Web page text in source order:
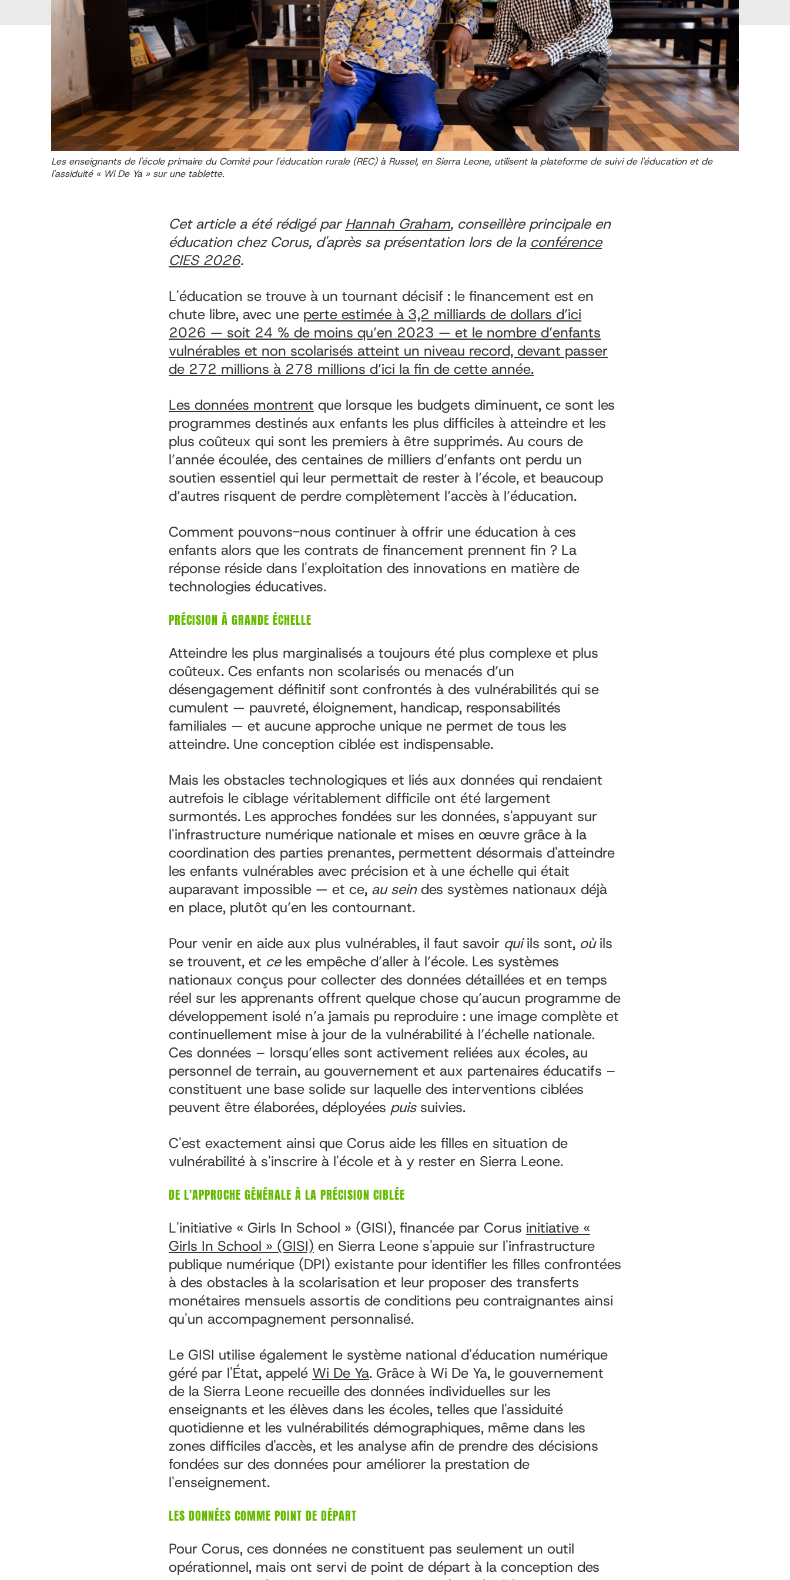
Les enseignants de l'école primaire du Comité pour l'éducation rurale (REC) à Russel, en Sierra Leone, utilisent la plateforme de suivi de l'éducation et de
l'assiduité « Wi De Ya » sur une tablette.
Cet article a été rédigé parHannah Graham, conseillère principale en
éducation chez Corus, d'après sa présentation lors de la conférence
CIES 2026.
L'éducation se trouve à un tournant décisif : le financement est en
chute libre, avec une perte estimée à 3,2 milliards de dollars d’ici
2026 — soit 24 % de moins qu’en 2023 — et le nombre d’enfants
vulnérables et non scolarisés atteint un niveau record, devant passer
de 272 millions à 278 millions d’ici la fin de cette année.
Les données montrent que lorsque les budgets diminuent, ce sont les
programmes destinés aux enfants les plus difficiles à atteindre et les
plus coûteux qui sont les premiers à être supprimés. Au cours de
l’année écoulée, des centaines de milliers d’enfants ont perdu un
soutien essentiel qui leur permettait de rester à l’école, et beaucoup
d’autres risquent de perdre complètement l’accès à l’éducation.
Comment pouvons-nous continuer à offrir une éducation à ces
enfants alors que les contrats de financement prennent fin ? La
réponse réside dans l'exploitation des innovations en matière de
technologies éducatives.
PRÉCISION À GRANDE ÉCHELLE
Atteindre les plus marginalisés a toujours été plus complexe et plus
coûteux. Ces enfants non scolarisés ou menacés d’un
désengagement définitif sont confrontés à des vulnérabilités qui se
cumulent — pauvreté, éloignement, handicap, responsabilités
familiales — et aucune approche unique ne permet de tous les
atteindre. Une conception ciblée est indispensable.
Mais les obstacles technologiques et liés aux données qui rendaient
autrefois le ciblage véritablement difficile ont été largement
surmontés. Les approches fondées sur les données, s'appuyant sur
l'infrastructure numérique nationale et mises en œuvre grâce à la
coordination des parties prenantes, permettent désormais d'atteindre
les enfants vulnérables avec précision et à une échelle qui était
auparavant impossible — et ce, au seindes systèmes nationaux déjà
en place, plutôt qu’en les contournant.
Pour venir en aide aux plus vulnérables, il faut savoir quiils sont, oùils
se trouvent, et celes empêche d’aller à l’école. Les systèmes
nationaux conçus pour collecter des données détaillées et en temps
réel sur les apprenants offrent quelque chose qu’aucun programme de
développement isolé n’a jamais pu reproduire : une image complète et
continuellement mise à jour de la vulnérabilité à l’échelle nationale.
Ces données – lorsqu’elles sont activement reliées aux écoles, au
personnel de terrain, au gouvernement et aux partenaires éducatifs –
constituent une base solide sur laquelle des interventions ciblées
peuvent être élaborées, déployées puissuivies.
C'est exactement ainsi que Corus aide les filles en situation de
vulnérabilité à s'inscrire à l'école et à y rester en Sierra Leone.
DE L'APPROCHE GÉNÉRALE À LA PRÉCISION CIBLÉE
L'initiative « Girls In School » (GISI), financée par Corus initiative «
Girls In School » (GISI) en Sierra Leone s'appuie sur l'infrastructure
publique numérique (DPI) existante pour identifier les filles confrontées
à des obstacles à la scolarisation et leur proposer des transferts
monétaires mensuels assortis de conditions peu contraignantes ainsi
qu'un accompagnement personnalisé.
Le GISI utilise également le système national d'éducation numérique
géré par l'État, appelé Wi De Ya. Grâce à Wi De Ya, le gouvernement
de la Sierra Leone recueille des données individuelles sur les
enseignants et les élèves dans les écoles, telles que l'assiduité
quotidienne et les vulnérabilités démographiques, même dans les
zones difficiles d'accès, et les analyse afin de prendre des décisions
fondées sur des données pour améliorer la prestation de
l'enseignement.
LES DONNÉES COMME POINT DE DÉPART
Pour Corus, ces données ne constituent pas seulement un outil
opérationnel, mais ont servi de point de départ à la conception des